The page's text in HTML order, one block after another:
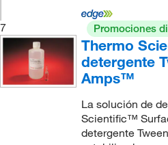
7 Promociones
Thermo
detergente
Amps™
La solución de
Scientific™
detergente